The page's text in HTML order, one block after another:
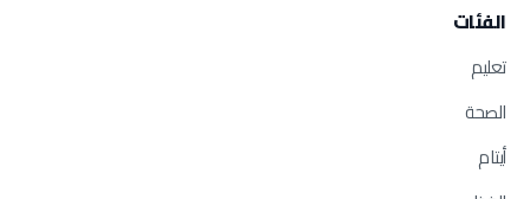
الفئات
تعليم
الصحة
أيتام